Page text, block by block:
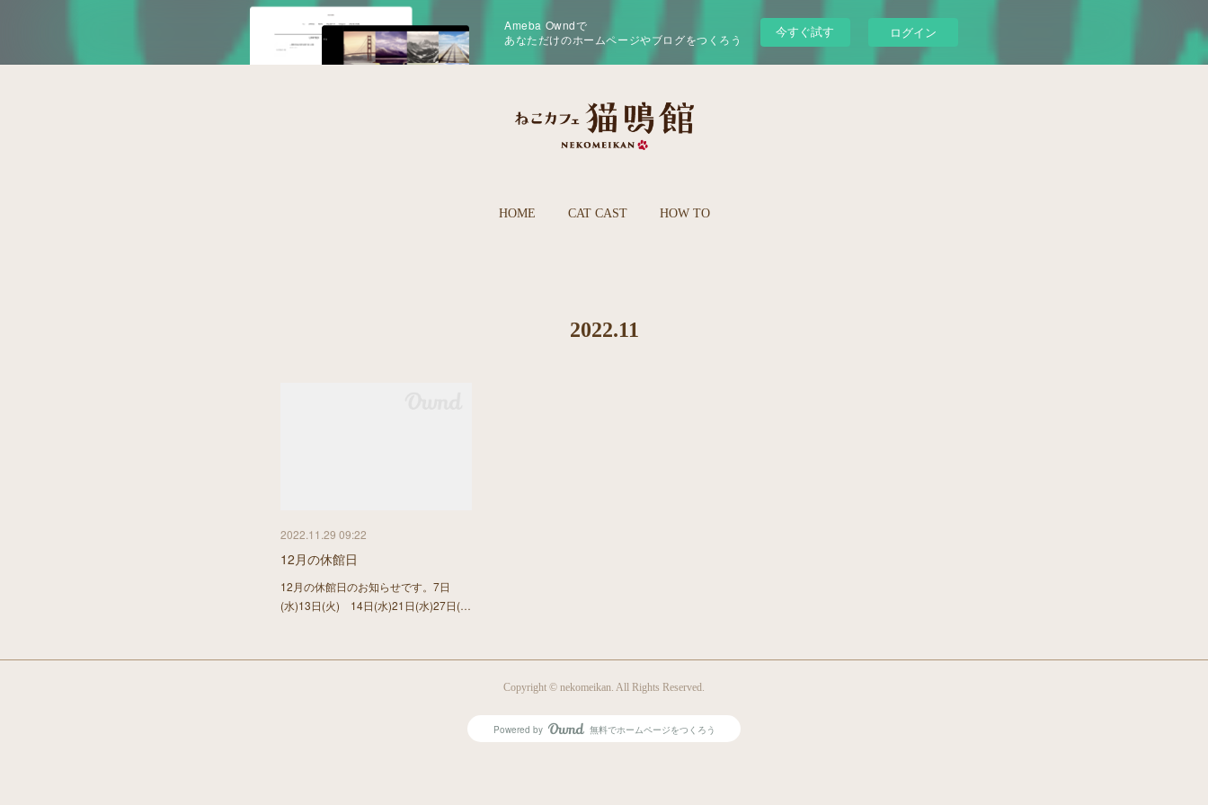
Ameba Owndで
あなただけのホームページやブログをつくろう
今すぐ試す ログイン
HOME CAT CAST HOW TO
2022.11
2022.11.29 09:22
12月の休館日
12月の休館日のお知らせです。7日
(水)13日(火) 14日(水)21日(水)27日(…
Copyright © nekomeikan. All Rights Reserved.
Powered by AmebaOwnd
無料でホームページをつくろう